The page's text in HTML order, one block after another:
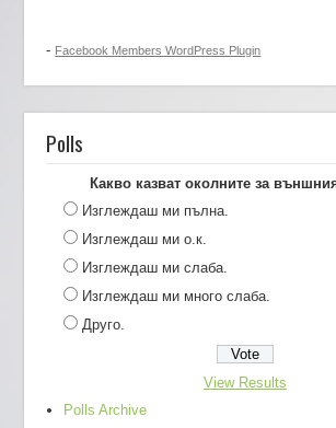
- Facebook Members WordPress Plugin
Polls
Какво казват околните за
Изглеждаш ми пълна.
Изглеждаш ми о.к.
Изглеждаш ми слаба.
Изглеждаш ми много слаба.
Друго.
View Results
Polls Archive